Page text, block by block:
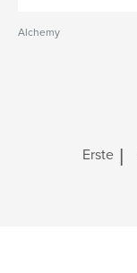
Alchemy
Erste |